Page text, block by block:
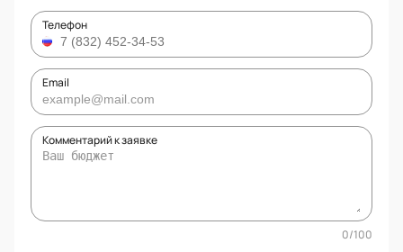
Телефон
Email
Комментарий к заявке
0/100